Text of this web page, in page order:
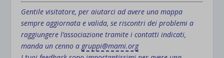
Gentile visitatore, per aiutarci ad avere una mappa
sempre aggiornata e valida, se riscontri dei problemi a
raggiungere l’associazione tramite i contatti indicati,
manda un cenno a gruppi@mami.org